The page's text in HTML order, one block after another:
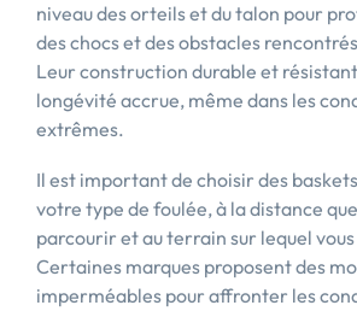
niveau des orteils et du talon pour
des chocs et des obstacles
Leur construction durable et
longévité accrue, même dans les
extrêmes.
Il est important de choisir des
votre type de foulée, à la distance
parcourir et au terrain sur lequel
Certaines marques proposent des
imperméables pour affronter les